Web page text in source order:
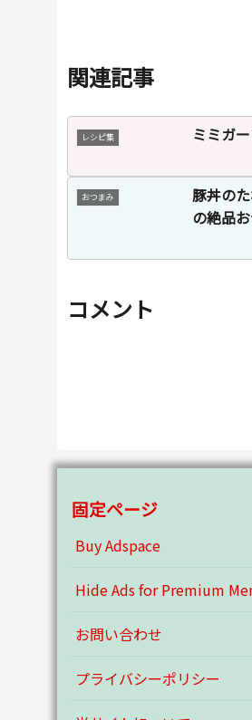
関連記事
レシピ集 ミミガ
おつまみ
豚丼の
の絶品
コメント
固定ページ
Buy Adspace
Hide Ads for Premium
お問い合わせ
プライバシーポリシー